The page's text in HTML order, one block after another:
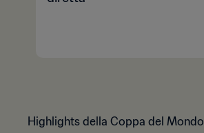
Highlights della Coppa del Mondo